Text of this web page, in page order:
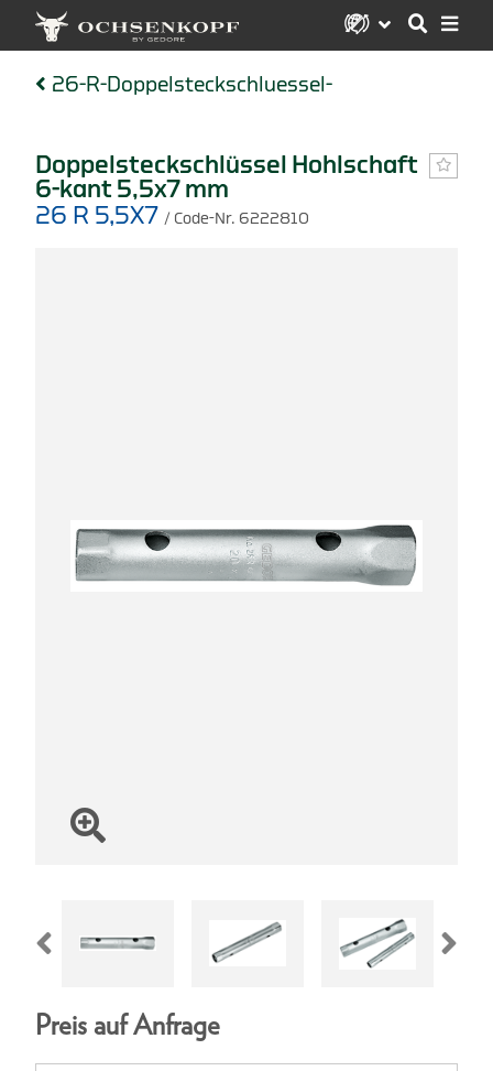
26-R-Doppelsteckschluessel-
Doppelsteckschlüssel Hohlschaft
6-kant 5,5x7 mm
26 R 5,5X7 / Code-Nr. 6222810
Preis auf Anfrage